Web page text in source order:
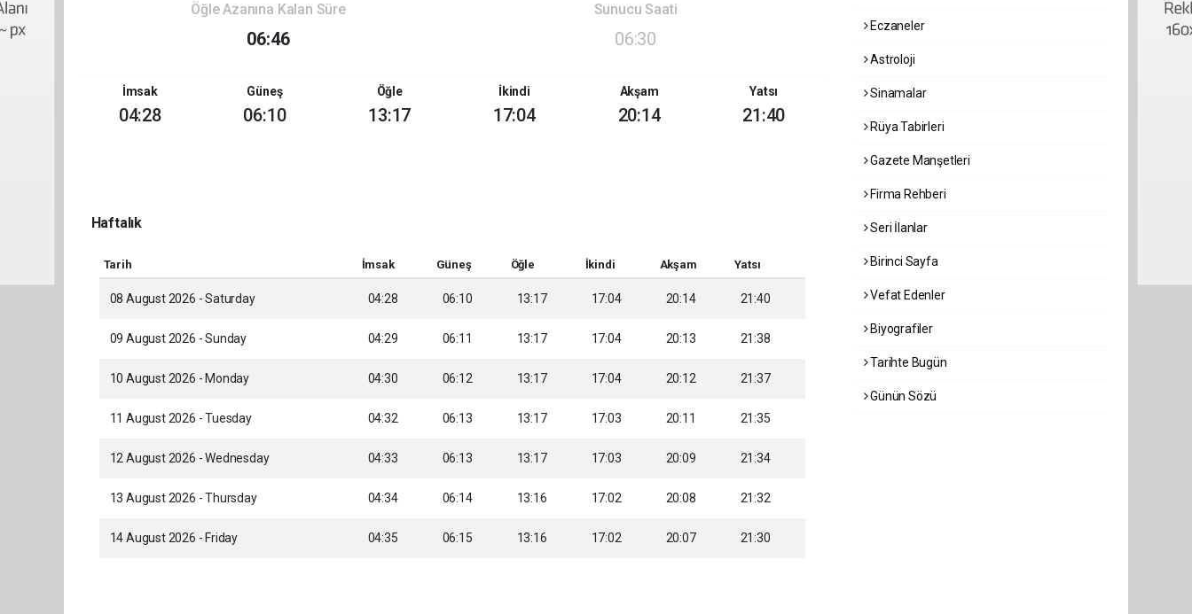
Öğle Azanına Kalan Süre
06:46
Sunucu Saati
06:30
İmsak
04:28
Güneş
06:10
Öğle
13:17
İkindi
17:04
Akşam
20:14
Yatsı
21:40
Haftalık
Tarih İmsak Güneş Öğle İkindi Akşam Yatsı
08 August 2026 - Saturday 04:28 06:10 13:17 17:04 20:14 21:40
09 August 2026 - Sunday 04:29 06:11 13:17 17:04 20:13 21:38
10 August 2026 - Monday 04:30 06:12 13:17 17:04 20:12 21:37
11 August 2026 - Tuesday 04:32 06:13 13:17 17:03 20:11 21:35
12 August 2026 - Wednesday 04:33 06:13 13:17 17:03 20:09 21:34
13 August 2026 - Thursday 04:34 06:14 13:16 17:02 20:08 21:32
14 August 2026 - Friday 04:35 06:15 13:16 17:02 20:07 21:30
Eczaneler
Astroloji
Sinamalar
Rüya Tabirleri
Gazete Manşetleri
Firma Rehberi
Seri İlanlar
Birinci Sayfa
Vefat Edenler
Biyografiler
Tarihte Bugün
Günün Sözü